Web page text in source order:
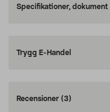
Specifikationer,
Trygg E-Handel
Recensioner (3)